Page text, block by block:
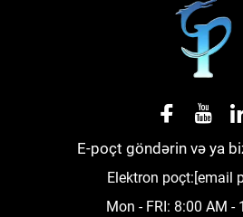
E-poçt göndərin və ya
Elektron poçt:[email
Mon - FRI: 8:00 AM -